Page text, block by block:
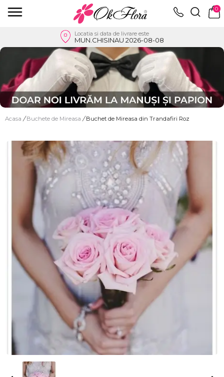
0
Locatia si data de livrare este
MUN.CHISINAU 2026-08-08
Acasa / Buchete de Mireasa / Buchet de Mireasa din Trandafiri Roz